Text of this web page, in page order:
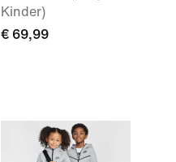
Kinder)
€ 69,99